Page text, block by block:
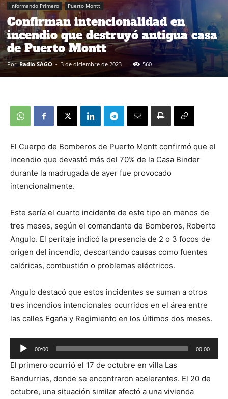
Informando Primero Puerto Montt
Confirman intencionalidad en
incendio que destruyó antigua casa
de Puerto Montt
Por Radio SAGO - 3 de diciembre de 2023 560
El Cuerpo de Bomberos de Puerto Montt confirmó que el
incendio que devastó más del 70% de la Casa Binder
durante la madrugada de ayer fue provocado
intencionalmente.
Este sería el cuarto incidente de este tipo en menos de
tres meses, según el comandante de Bomberos, Roberto
Angulo. El peritaje indicó la presencia de 2 o 3 focos de
origen del incendio, descartando causas como fuentes
calóricas, combustión o problemas eléctricos.
Angulo destacó que estos incidentes se suman a otros
tres incendios intencionales ocurridos en el área entre
las calles Egaña y Regimiento en los últimos dos meses.
Reproductor
de
audio
00:00 00:00
El primero ocurrió el 17 de octubre en villa Las
Bandurrias, donde se encontraron acelerantes. El 20 de
octubre, una situación similar afectó a una vivienda